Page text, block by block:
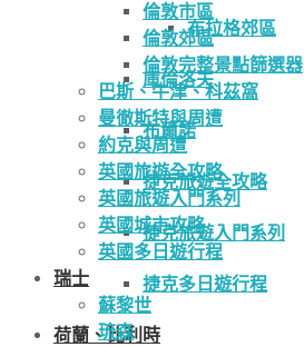
布拉格郊區
庫倫洛夫
布爾諾
捷克旅遊全攻略
捷克旅遊入門系列
捷克多日遊行程
荷蘭、比利時
倫敦市區
倫敦郊區
倫敦完整景點篩選器
巴斯、牛津、科茲窩
曼徹斯特與周遭
約克與周遭
英國旅遊全攻略
英國旅遊入門系列
英國城市攻略
英國多日遊行程
瑞士
蘇黎世
琉森